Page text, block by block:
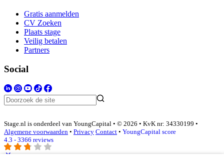
Gratis aanmelden
CV Zoeken
Plaats stage
Veilig betalen
Partners
Social
Stage.nl is onderdeel van YoungCapital • © 2026 • KvK nr: 34330199 •
Algemene voorwaarden • Privacy Contact • YoungCapital score
4.3 - 3366 reviews